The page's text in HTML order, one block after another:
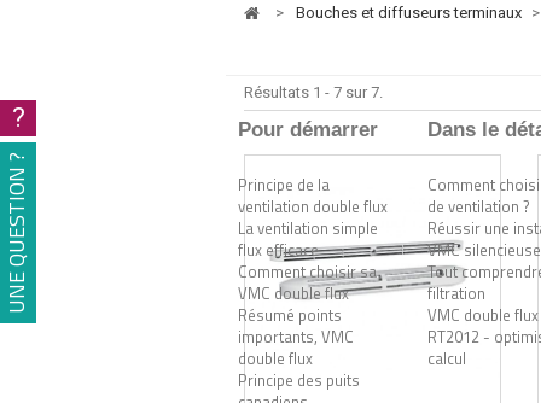
Pour démarrer
Principe de la
ventilation double flux
La ventilation simple
flux efficace
Comment choisir sa
VMC double flux
Résumé points
importants, VMC
double flux
Principe des puits
Dans le
Comment
de ventilation ?
Réussir une
VMC silencieuse
Tout
filtration
VMC double
RT2012 -
calcul
> bouches et diffuseurs terminaux >
Résultats 1 - 7 sur 7.
?
UNE QUESTION ?